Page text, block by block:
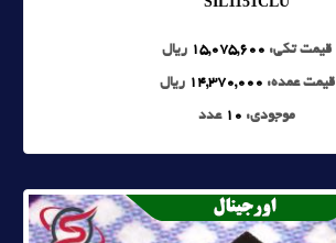
قیمت تکی: 15,075,600 ریال
قیمت عمده: 14,370,000 ریال
موجودی: 10 عدد